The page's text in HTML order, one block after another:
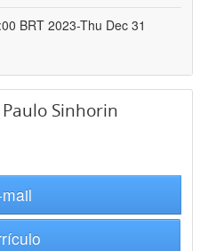
BRT 2023-Thu Dec 31
Sinhorin